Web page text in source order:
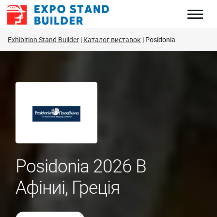
Перейти
Exhibition Stand Builder Каталог виставок Posidonia
Posidonia 2026 В
Афіниі, Греція